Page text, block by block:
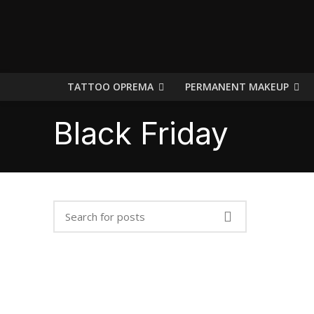
TATTOO OPREMA PERMANENT MAKEUP
Black Friday